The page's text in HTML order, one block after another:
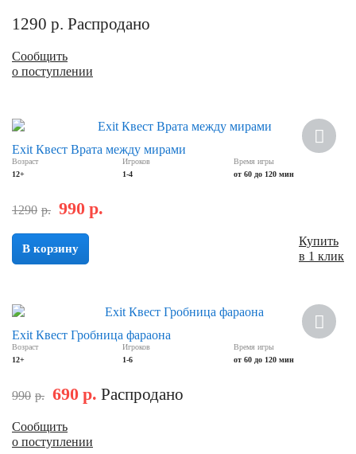
1290 р. Распродано
Сообщить
о поступлении
Exit Квест Врата между мирами
Возраст
12+
Игроков
1-4
Время игры
от 60 до 120 мин
1290 р. 990 р.
В корзину
Купить
в 1 клик
Exit Квест Гробница фараона
Возраст
12+
Игроков
1-6
Время игры
от 60 до 120 мин
990 р. 690 р. Распродано
Сообщить
о поступлении